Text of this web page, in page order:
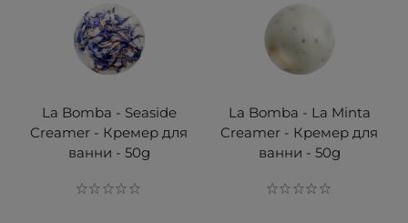
La Bomba - Seaside
Creamer - Кремер для
ванни - 50g
La Bomba - La Minta
Creamer - Кремер для
ванни - 50g